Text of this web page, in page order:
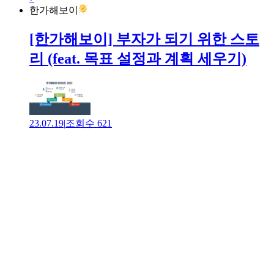
한가해보이
[한가해보이] 부자가 되기 위한 스토
리 (feat. 목표 설정과 계획 세우기)
23.07.19|조회수 621